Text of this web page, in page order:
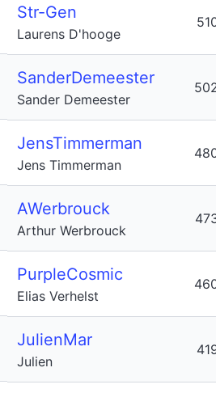
Str-Gen
Laurens D'hooge
SanderDemeester
Sander Demeester
JensTimmerman
Jens Timmerman
AWerbrouck
Arthur Werbrouck
PurpleCosmic
Elias Verhelst
JulienMar
Julien